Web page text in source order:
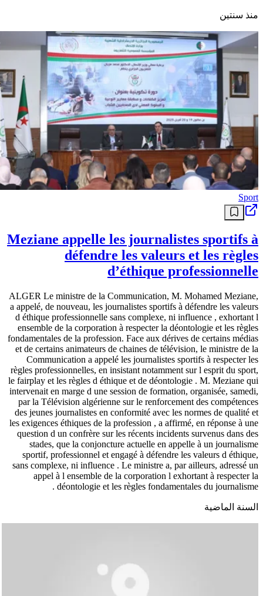
منذ سنتين
Sport
Meziane appelle les journalistes sportifs à
défendre les valeurs et les règles
d’éthique professionnelle
ALGER Le ministre de la Communication, M. Mohamed Meziane,
a appelé, de nouveau, les journalistes sportifs à défendre les valeurs
d éthique professionnelle sans complexe, ni influence , exhortant l
ensemble de la corporation à respecter la déontologie et les règles
fondamentales de la profession. Face aux dérives de certains médias
et de certains animateurs de chaines de télévision, le ministre de la
Communication a appelé les journalistes sportifs à respecter les
règles professionnelles, en insistant notamment sur l esprit du sport,
le fairplay et les règles d éthique et de déontologie . M. Meziane qui
intervenait en marge d une session de formation, organisée, samedi,
par la Télévision algérienne sur le renforcement des compétences
des jeunes journalistes en conformité avec les normes de qualité et
les exigences éthiques de la profession , a affirmé, en réponse à une
question d un confrère sur les récents incidents survenus dans des
stades, que la conjoncture actuelle en appelle à un journalisme
sportif, professionnel et engagé à défendre les valeurs d éthique,
sans complexe, ni influence . Le ministre a, par ailleurs, adressé un
appel à l ensemble de la corporation l exhortant à respecter la
déontologie et les règles fondamentales du journalisme .
السنة الماضية